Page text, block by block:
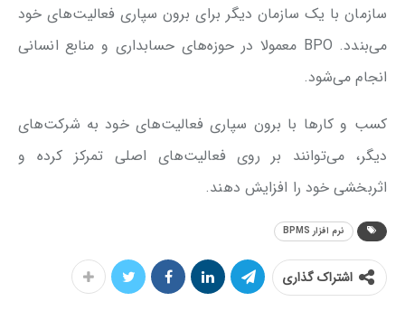
سازمان با یک سازمان دیگر برای برون سپاری فعالیت‌های خود
می‌بندد. BPO معمولا در حوزه‌های حسابداری و منابع انسانی
انجام می‌شود.
کسب و کارها با برون سپاری فعالیت‌های خود به شرکت‌های
دیگر، می‌توانند بر روی فعالیت‌های اصلی تمرکز کرده و
اثربخشی خود را افزایش دهند.
نرم افزار BPMS
اشتراک گذاری